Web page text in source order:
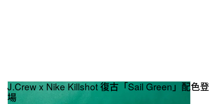
J.Crew x Nike Killshot 復古「Sail Green」配色登
場